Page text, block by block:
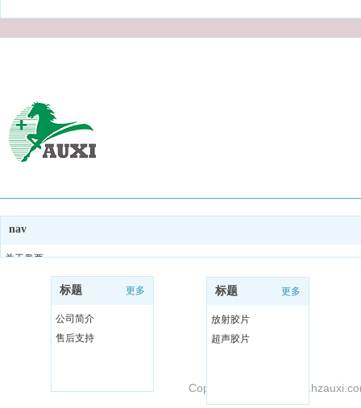
nav
关于奥西
标题 更多
公司简介
售后支持
标题 更多
放射胶片
超声胶片
Copyright @ 2017